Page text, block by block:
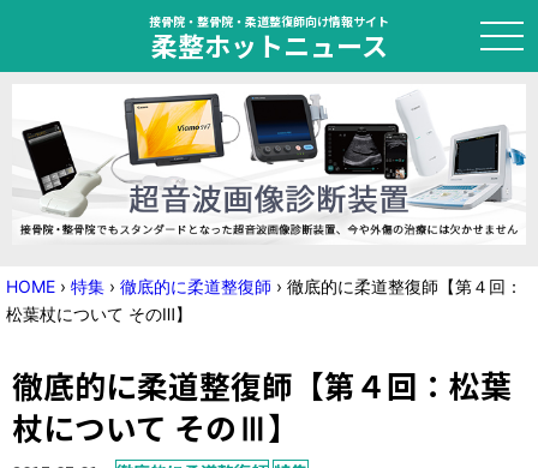
接骨院・整骨院・柔道整復師向け情報サイト
柔整ホットニュース
HOME
トピック
ニュース
国家試験対策
学会・セミナー情報
HOME › 特集 › 徹底的に柔道整復師 › 徹底的に柔道整復師【第４回：
松葉杖について そのⅢ】
徹底的に柔道整復師【第４回：松葉
杖について そのⅢ】